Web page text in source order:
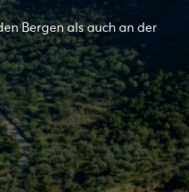
Bergen als auch an der